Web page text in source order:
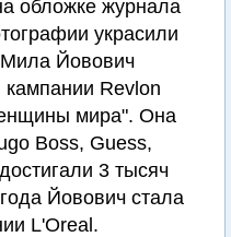
обложке журнала
украсили
Йовович
кампании Revlon
мира". Она
Boss, Guess,
3 тысяч
Йовович стала
L'Oreal.